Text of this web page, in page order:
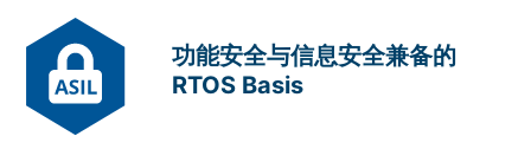
功能安全与信息安全兼备的
RTOS Basis